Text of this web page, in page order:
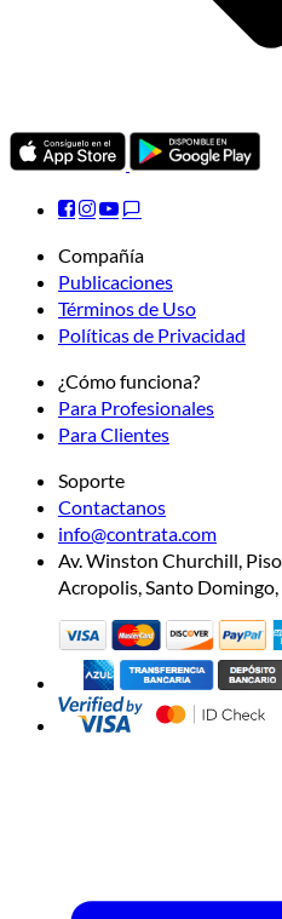
Compañía
Publicaciones
Términos de Uso
Políticas de Privacidad
¿Cómo funciona?
Para Profesionales
Para Clientes
Soporte
Contactanos
info@contrata.com
Av. Winston Churchill,
Acropolis, Santo